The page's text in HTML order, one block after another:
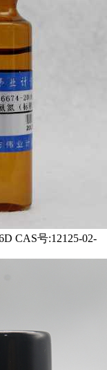
CAS号:12125-02-